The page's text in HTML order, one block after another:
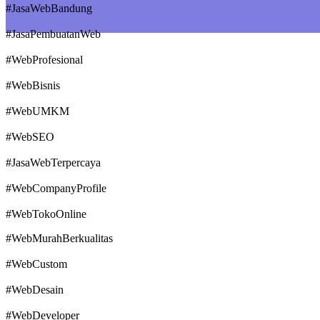
#JasaWebBandung
#JasaPembuatanWeb
#WebProfesional
#WebBisnis
#WebUMKM
#WebSEO
#JasaWebTerpercaya
#WebCompanyProfile
#WebTokoOnline
#WebMurahBerkualitas
#WebCustom
#WebDesain
#WebDeveloper